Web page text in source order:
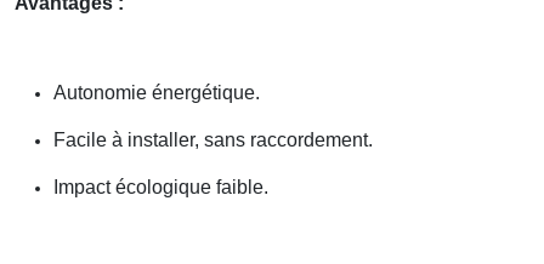
Autonomie énergétique.
Facile à installer, sans raccordement.
Impact écologique faible.